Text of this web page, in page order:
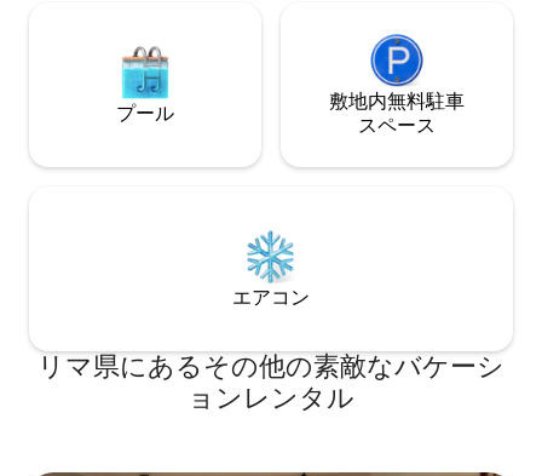
プール
敷地内無料駐⁠車
ス⁠ペ⁠ー⁠ス
エアコン
リマ県にあるその他の素敵なバケーシ
ョンレンタル